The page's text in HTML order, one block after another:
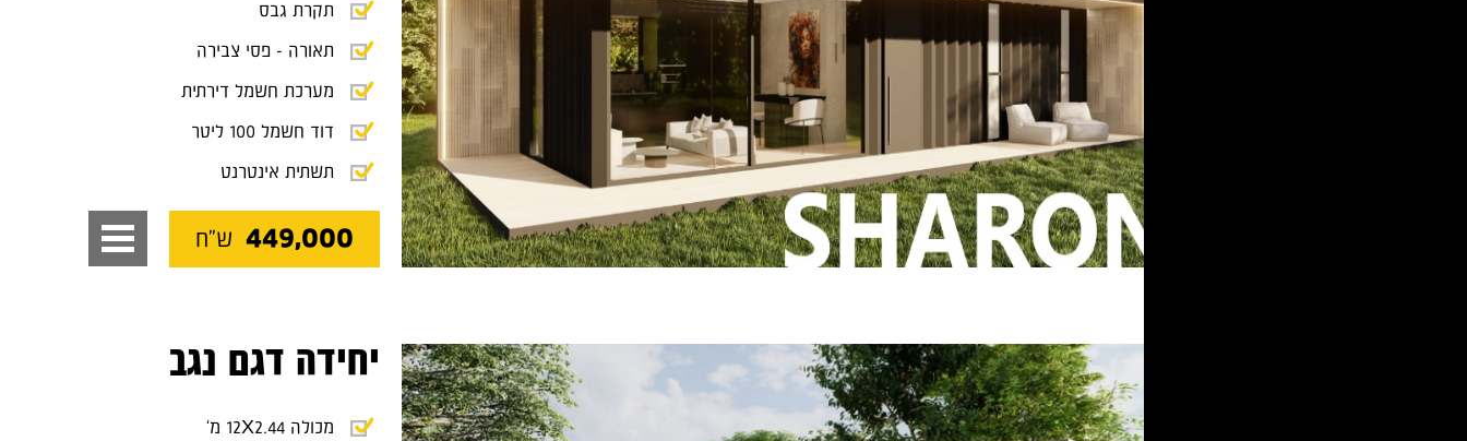
תקרת גבס
תאורה - פסי צבירה
מערכת חשמל דירתית
דוד חשמל 100 ליטר
תשתית אינטרנט
449,000ש"ח
יחידה דגם נגב
מכולה 12X2.44 מ'